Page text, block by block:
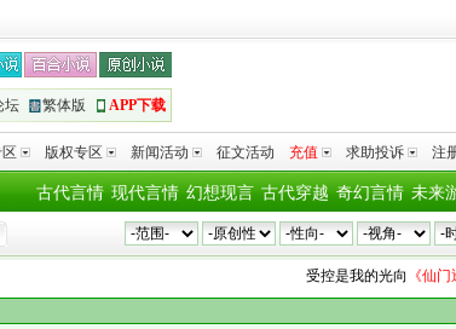
坛 繁体版 APP下载
版权专区 新闻活动 征文活动 充值 求助投诉 注
未来
奇幻言情
古代穿越
幻想现言
现代言情
古代言情
受控是我的光向《仙门透明